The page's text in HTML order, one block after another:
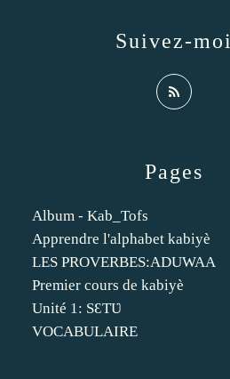
Pages
Album - Kab_Tofs
Apprendre l'alphabet kabiyè
LES PROVERBES:ADUWAA
Premier cours de kabiyè
Unité 1: SƐTƲ
VOCABULAIRE
Suivez-moi